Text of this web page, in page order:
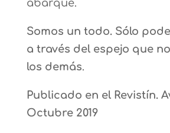
abarque.
Somos un todo. Sólo
a través del espejo que
los demás.
Publicado en el Revistín.
Octubre 2019